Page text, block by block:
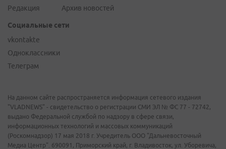
Редакция
Архив новостей
Социальные сети
vkontakte
Одноклассники
Телеграм
На данном сайте распространяется информация сетевого издания
"VLADNEWS" - свидетельство о регистрации СМИ ЭЛ № ФС 77 - 72742,
выдано Федеральной службой по надзору в сфере связи,
информационных технологий и массовых коммуникаций
(Роскомнадзор) 17 мая 2018 г. Учредитель ООО "Дальневосточный
Медиа Центр". 690091, Приморский край, г. Владивосток, ул. Уборевича,